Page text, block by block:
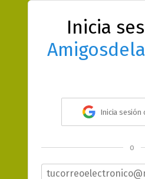
Inicia
Inicia sesión
o